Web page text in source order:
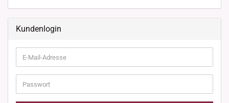
Kundenlogin
E-
Mail-
Adresse
Passwort